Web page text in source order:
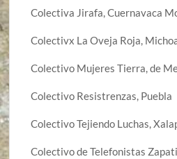
Colectiva Jirafa, Cuernavaca
Colectivx La Oveja Roja,
Colectivo Mujeres Tierra, de
Colectivo Resistrenzas, Puebla
Colectivo Tejiendo Luchas,
Colectivo de Telefonistas